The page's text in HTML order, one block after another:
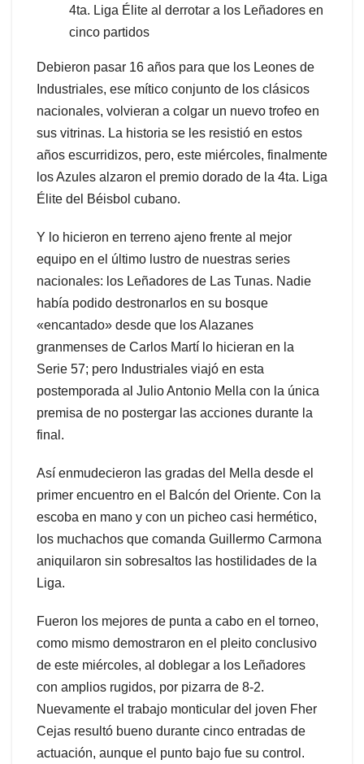
4ta. Liga Élite al derrotar a los Leñadores en
cinco partidos
Debieron pasar 16 años para que los Leones de
Industriales, ese mítico conjunto de los clásicos
nacionales, volvieran a colgar un nuevo trofeo en
sus vitrinas. La historia se les resistió en estos
años escurridizos, pero, este miércoles, finalmente
los Azules alzaron el premio dorado de la 4ta. Liga
Élite del Béisbol cubano.
Y lo hicieron en terreno ajeno frente al mejor
equipo en el último lustro de nuestras series
nacionales: los Leñadores de Las Tunas. Nadie
había podido destronarlos en su bosque
«encantado» desde que los Alazanes
granmenses de Carlos Martí lo hicieran en la
Serie 57; pero Industriales viajó en esta
postemporada al Julio Antonio Mella con la única
premisa de no postergar las acciones durante la
final.
Así enmudecieron las gradas del Mella desde el
primer encuentro en el Balcón del Oriente. Con la
escoba en mano y con un picheo casi hermético,
los muchachos que comanda Guillermo Carmona
aniquilaron sin sobresaltos las hostilidades de la
Liga.
Fueron los mejores de punta a cabo en el torneo,
como mismo demostraron en el pleito conclusivo
de este miércoles, al doblegar a los Leñadores
con amplios rugidos, por pizarra de 8-2.
Nuevamente el trabajo monticular del joven Fher
Cejas resultó bueno durante cinco entradas de
actuación, aunque el punto bajo fue su control.